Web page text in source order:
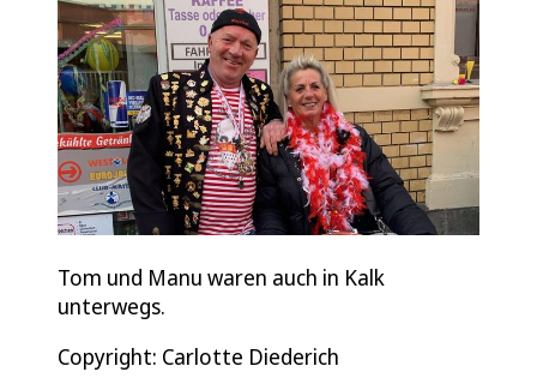
Tom und Manu waren auch in Kalk
unterwegs.
Copyright: Carlotte Diederich